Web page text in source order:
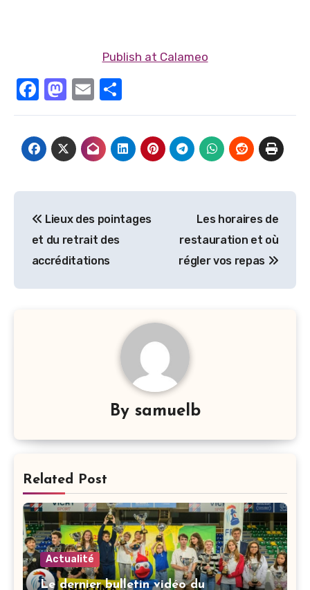
Publish at Calameo
Facebook
Mastodon
Email
de
l’article
Lieux des pointages
et du retrait des
accréditations
Les horaires de
restauration et où
régler vos repas
By samuelb
Related Post
Actualité
Le dernier bulletin vidéo du